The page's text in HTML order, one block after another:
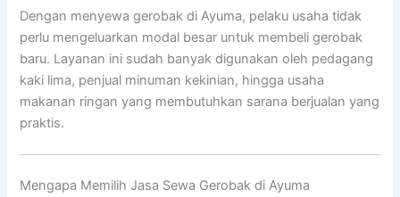
Dengan menyewa gerobak di Ayuma, pelaku usaha tidak
perlu mengeluarkan modal besar untuk membeli gerobak
baru. Layanan ini sudah banyak digunakan oleh pedagang
kaki lima, penjual minuman kekinian, hingga usaha
makanan ringan yang membutuhkan sarana berjualan yang
praktis.
Mengapa Memilih Jasa Sewa Gerobak di Ayuma